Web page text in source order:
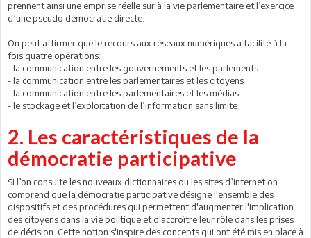
prennent ainsi une emprise réelle sur à la vie parlementaire et l’exercice
d’une pseudo démocratie directe.
On peut affirmer que le recours aux réseaux numériques a facilité à la
fois quatre opérations:
- la communication entre les gouvernements et les parlements
- la communication entre les parlementaires et les citoyens
- la communication entre les parlementaires et les médias
- le stockage et l’exploitation de l’information sans limite
2. Les caractéristiques de la
démocratie participative
Si l’on consulte les nouveaux dictionnaires ou les sites d’internet on
comprend que la démocratie participative désigne l'ensemble des
dispositifs et des procédures qui permettent d'augmenter l'implication
des citoyens dans la vie politique et d'accroître leur rôle dans les prises
de décision. Cette notion s'inspire des concepts qui ont été mis en place à